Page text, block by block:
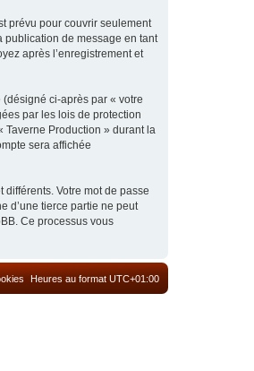
prévu pour couvrir seulement
publication de message en tant
après l’enregistrement et
ci-après par « votre
par les lois de protection
Taverne Production » durant la
sera affichée
Votre mot de passe
d’une tierce partie ne peut
Ce processus vous
Heures au format UTC+01:00